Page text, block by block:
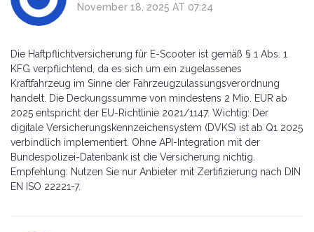
November 18, 2025 AT 07:24
Die Haftpflichtversicherung für E-Scooter ist gemäß § 1 Abs. 1
KFG verpflichtend, da es sich um ein zugelassenes
Kraftfahrzeug im Sinne der Fahrzeugzulassungsverordnung
handelt. Die Deckungssumme von mindestens 2 Mio. EUR ab
2025 entspricht der EU-Richtlinie 2021/1147. Wichtig: Der
digitale Versicherungskennzeichensystem (DVKS) ist ab Q1 2025
verbindlich implementiert. Ohne API-Integration mit der
Bundespolizei-Datenbank ist die Versicherung nichtig.
Empfehlung: Nutzen Sie nur Anbieter mit Zertifizierung nach DIN
EN ISO 22221-7.